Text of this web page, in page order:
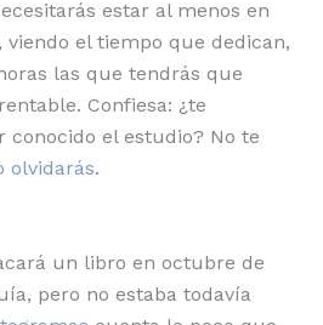
estar al menos en
viendo el tiempo que dedican,
las que tendrás que
Confiesa: ¿te
conocido el estudio? No te
olvidarás.
un libro en octubre de
pero no estaba todavía